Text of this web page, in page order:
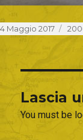
Posted
4 Maggio 2017
Full
Lascia
You must be